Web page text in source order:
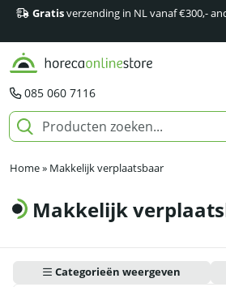
Gratisverzending in NL vanaf €300,-
085 060 7116
Home» Makkelijk verplaatsbaar
Makkelijk
Categorieën weergeven